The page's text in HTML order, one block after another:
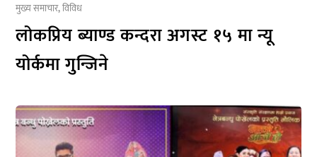
मुख्य समाचार,विविध
लोकप्रिय ब्याण्ड कन्दरा अगस्ट १५ मा न्यू
योर्कमा गुन्जिने